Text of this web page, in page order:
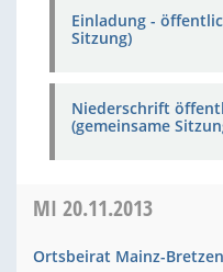
Einladung -
Sitzung)
Niederschrift
(gemeinsame
MI 20.11.2013
Ortsbeirat Mainz-